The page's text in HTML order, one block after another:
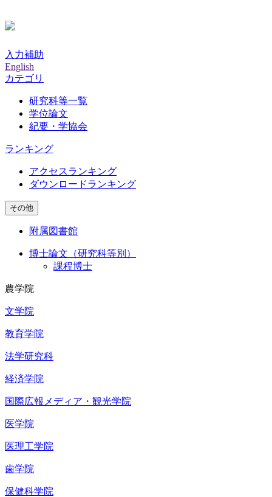
入力補助
English
カテゴリ
研究科等一覧
学位論文
紀要・学協会
ランキング
アクセスランキング
ダウンロードランキング
その他
附属図書館
博士論文（研究科等別）
課程博士
農学院
文学院
教育学院
法学研究科
経済学院
国際広報メディア・観光学院
医学院
医理工学院
歯学院
保健科学院